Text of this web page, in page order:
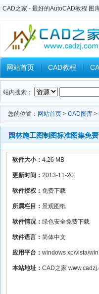
CAD之家 - 最好的AutoCAD教程 图
网站首页 CAD教程
Inventor教程 Ansys教程
站内搜索：
您的位置： 网站首页 > CAD图库 >
园林施工图制图标准图集免
软件大小： 4.26 MB
更新时间： 2013-11-20
软件授权： 免费下载
所属栏目： 景观图纸
软件情况： 绿色安全免费下载
软件语言： 简体中文
应用平台： windows xp/vista/
本站地址： CAD之家